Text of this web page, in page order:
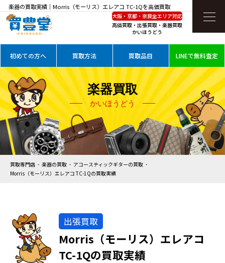
楽器の買取実績｜Morris（モーリス）エレアコ TC-1Qを高価買取
大阪・京都・奈良全エリア対応
高価買取・出張買取・楽器買取
かいほうどう
初めての方へ 買取方法 買取品目 LINEで無料査定
楽器買取
かいほうどう
買取専門店 楽器の買取
アコースティックギターの買取
Morris（モーリス）エレアコ TC-1Qの買取実績
出張買取
Morris（モーリス）エレアコ
TC-1Qの買取実績